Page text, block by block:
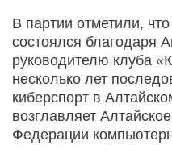
В партии отметили,
состоялся благодаря
руководителю клуба
несколько лет
киберспорт в
возглавляет
Федерации